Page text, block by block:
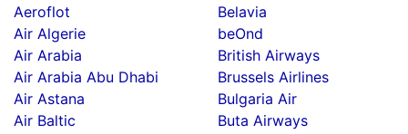
Aeroflot
Air Algerie
Air Arabia
Air Arabia Abu Dhabi
Air Astana
Air Baltic
Belavia
beOnd
British Airways
Brussels Airlines
Bulgaria Air
Buta Airways